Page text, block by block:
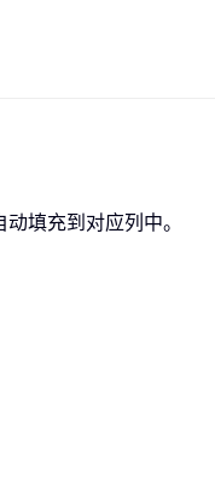
填充到对应列中。